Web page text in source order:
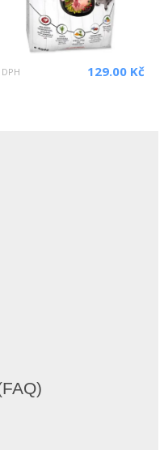
DPH 129.00 Kč